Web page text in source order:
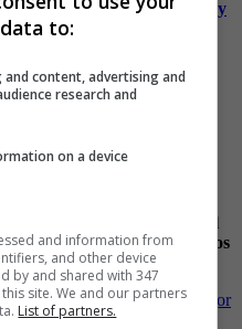
que iban en la motocicleta y
entregarle los elementos
con su labor.
haber robado el celular de la
e identificados con los
devuelto a la víctima del
hazaña de la patrullera y el
el celular que los dos
a la mujer.
patrullera muestra acoso por
to:
content, advertising and
research and
on a device
and information from
and other device
by and shared with 347
site. We and our partners
List of partners.